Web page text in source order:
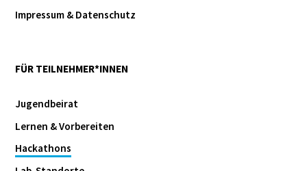
Impressum & Datenschutz
FÜR TEILNEHMER*INNEN
Jugendbeirat
Lernen & Vorbereiten
Hackathons